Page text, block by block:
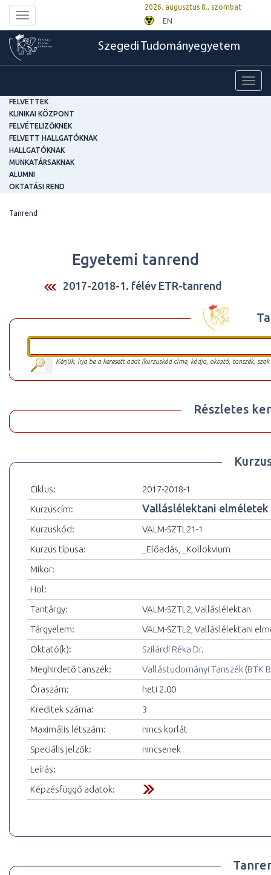
Toggle
navigation
2026. augusztus 8., szombat
EN
Szegedi Tudományegyetem
FELVETTEK
KLINIKAI KÖZPONT
FELVÉTELIZŐKNEK
FELVETT HALLGATÓKNAK
HALLGATÓKNAK
MUNKATÁRSAKNAK
ALUMNI
OKTATÁSI REND
Tanrend
Egyetemi tanrend
2017-2018-1. félév ETR-tanrend
Kérjük, írja be a keresett adat (kurzuskód címe, kódja, oktató, tanszék,
Részletes
Ciklus:
2017-2018-1
Kurzuscím:
Valláslélektani elméletek
Kurzuskód:
VALM-SZTL21-1
Kurzus típusa:
_Előadás, _Kollokvium
Mikor:
Hol:
Tantárgy:
VALM-SZTL2, Valláslélektan
Tárgyelem:
VALM-SZTL2, Valláslélektani
Oktató(k):
Szilárdi Réka Dr.
Meghirdető tanszék:
Vallástudományi Tanszék (BTK
Óraszám:
heti 2.00
Kreditek száma:
3
Maximális létszám:
nincs korlát
Speciális jelzők:
nincsenek
Leírás:
Képzésfüggő adatok: